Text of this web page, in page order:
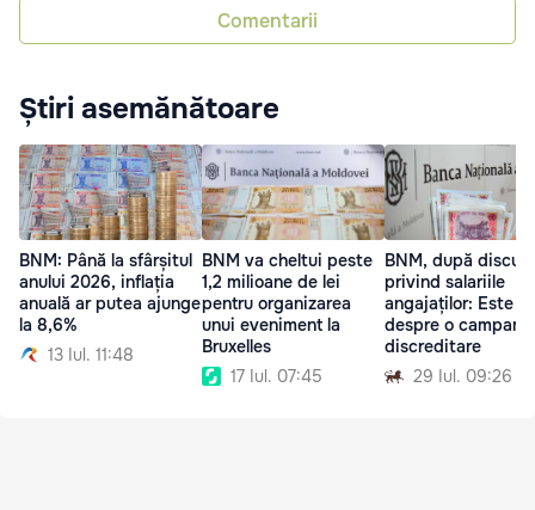
Comentarii
Știri asemănătoare
BNM: Până la sfârșitul
anului 2026, inflația
anuală ar putea ajunge
la 8,6%
13 Iul. 11:48
BNM va cheltui peste
1,2 milioane de lei
pentru organizarea
unui eveniment la
Bruxelles
17 Iul. 07:45
BNM, după
privind salariile
angajaților: Este
despre o
discreditare
29 Iul. 09:26